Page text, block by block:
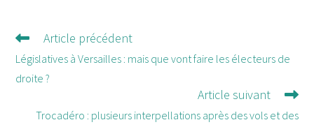
Lire
d'autres
articles
Article précédent
Législatives à Versailles : mais que vont faire les électeurs de
droite ?
Article suivant
Trocadéro : plusieurs interpellations après des vols et des